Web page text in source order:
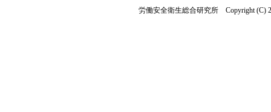
労働安全衛生総合研究所 Copyright (C)